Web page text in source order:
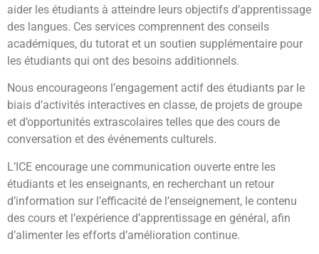
aider les étudiants à atteindre leurs objectifs d’apprentissage
des langues. Ces services comprennent des conseils
académiques, du tutorat et un soutien supplémentaire pour
les étudiants qui ont des besoins additionnels.
Nous encourageons l’engagement actif des étudiants par le
biais d’activités interactives en classe, de projets de groupe
et d’opportunités extrascolaires telles que des cours de
conversation et des événements culturels.
L’ICE encourage une communication ouverte entre les
étudiants et les enseignants, en recherchant un retour
d’information sur l’efficacité de l’enseignement, le contenu
des cours et l’expérience d’apprentissage en général, afin
d’alimenter les efforts d’amélioration continue.